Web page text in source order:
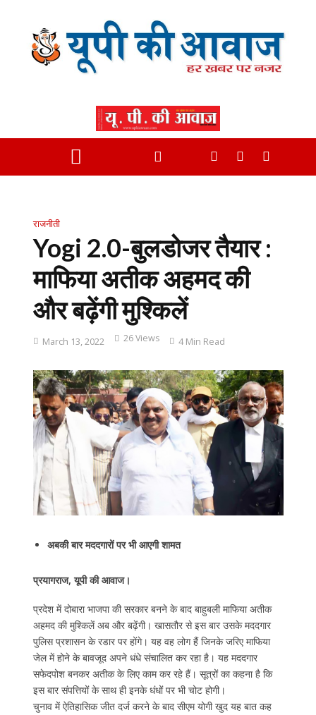
राजनीती
Yogi 2.0-बुलडोजर तैयार :
माफिया अतीक अहमद की
और बढ़ेंगी मुश्किलें
March 13, 2022 26 Views 4 Min Read
अबकी बार मददगारों पर भी आएगी शामत
प्रयागराज, यूपी की आवाज।
प्रदेश में दोबारा भाजपा की सरकार बनने के बाद बाहुबली माफिया अतीक
अहमद की मुश्किलें अब और बढ़ेंगी। खासतौर से इस बार उसके मददगार
पुलिस प्रशासन के रडार पर होंगे। यह वह लोग हैं जिनके जरिए माफिया
जेल में होने के बावजूद अपने धंधे संचालित कर रहा है। यह मददगार
सफेदपोश बनकर अतीक के लिए काम कर रहे हैं। सूत्रों का कहना है कि
इस बार संपत्तियों के साथ ही इनके धंधों पर भी चोट होगी।
चुनाव में ऐतिहासिक जीत दर्ज करने के बाद सीएम योगी खुद यह बात कह